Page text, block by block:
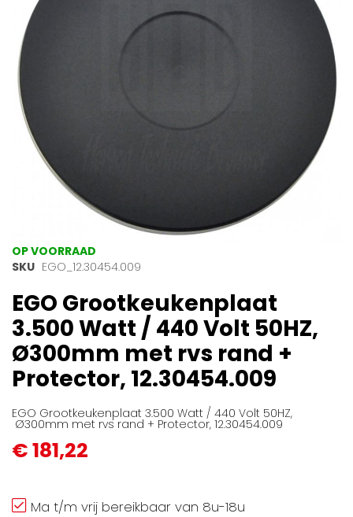
afbeeldingen-
gallerij
Ga
naar
begin
van
de
afbeeldingen-
gallerij
OP VOORRAAD
SKU EGO_12.30454.009
EGO Grootkeukenplaat
3.500 Watt / 440 Volt 50HZ,
Ø300mm met rvs rand +
Protector, 12.30454.009
EGO Grootkeukenplaat 3.500 Watt / 440 Volt 50HZ,
Ø300mm met rvs rand + Protector, 12.30454.009
€ 181,22
Ma t/m vrij bereikbaar van 8u-18u